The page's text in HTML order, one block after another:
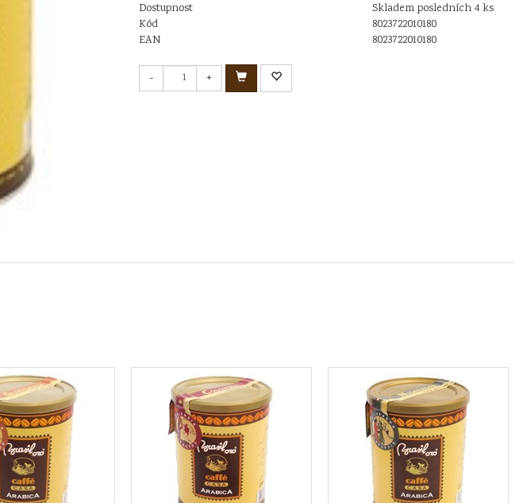
Dostupnost
Skladem posledních 4 ks
Kód
8023722010180
EAN
8023722010180
- +